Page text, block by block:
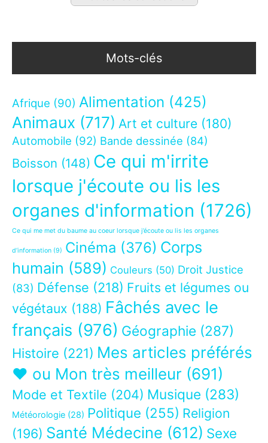
Mots-clés
Afrique (90) Alimentation (425)
Animaux (717) Art et culture (180)
Automobile (92) Bande dessinée (84)
Boisson (148) Ce qui m'irrite
lorsque j'écoute ou lis les
organes d'information (1726)
Ce qui me met du baume au coeur lorsque j’écoute ou lis les organes
d’information (9) Cinéma (376) Corps
humain (589) Couleurs (50) Droit Justice
(83) Défense (218) Fruits et légumes ou
végétaux (188) Fâchés avec le
français (976) Géographie (287)
Histoire (221) Mes articles préférés
❤ ou Mon très meilleur (691)
Mode et Textile (204) Musique (283)
Météorologie (28) Politique (255) Religion
(196) Santé Médecine (612) Sexe